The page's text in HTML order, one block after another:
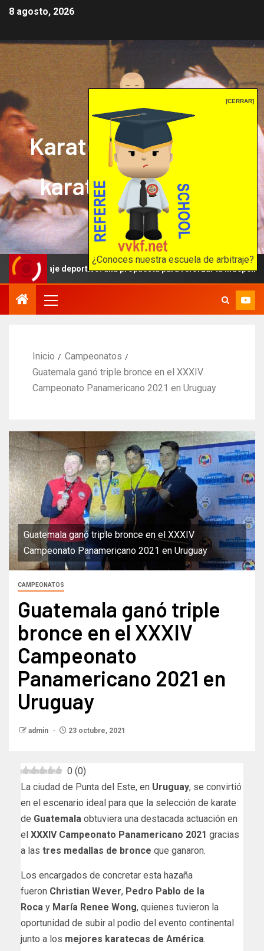
[CERRAR]
¿Conoces nuestra escuela de arbitraje?
8 agosto, 2026
Karate mrprepor: el
karate en internet
El karate en internet
deportivo: una propuesta para reforzar la independencia
Inicio
Campeonatos
Guatemala ganó triple bronce en el XXXIV
Campeonato Panamericano 2021 en Uruguay
Guatemala ganó triple bronce en el XXXIV
Campeonato Panamericano 2021 en Uruguay
CAMPEONATOS
Guatemala ganó triple
bronce en el XXXIV
Campeonato
Panamericano 2021 en
Uruguay
admin 23 octubre, 2021
0 (0)
La ciudad de Punta del Este, en Uruguay, se convirtió
en el escenario ideal para que la selección de karate
de Guatemala obtuviera una destacada actuación en
el XXXIV Campeonato Panamericano 2021 gracias
a las tres medallas de bronce que ganaron.
Los encargados de concretar esta hazaña
fueron Christian Wever, Pedro Pablo de la
Roca y María Renee Wong, quienes tuvieron la
oportunidad de subir al podio del evento continental
junto a los mejores karatecas de América.